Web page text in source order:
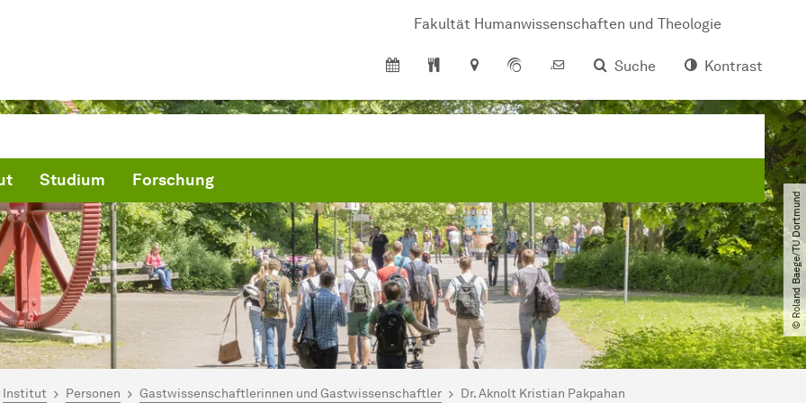
Fakultät Humanwissenschaften und Theologie
Suche
Kontrast
Studium Forschung
© Roland Baege​/​TU Dortmund
hier:
Institut Personen Gastwissenschaftlerinnen und Gastwissenschaftler Dr. Aknolt Kristian Pakpahan